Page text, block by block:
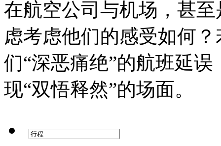
在航空公司与机场，甚
虑考虑他们的感受如何
们“深恶痛绝”的航班延
现“双悟释然”的场面。